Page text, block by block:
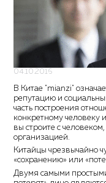
04.10.2016
В Китае "mianzi"
репутацию и
часть построения
конкретному человеку
вы строите с
организацией.
Китайцы чрезвычайно
«сохранению» или
Двумя самыми